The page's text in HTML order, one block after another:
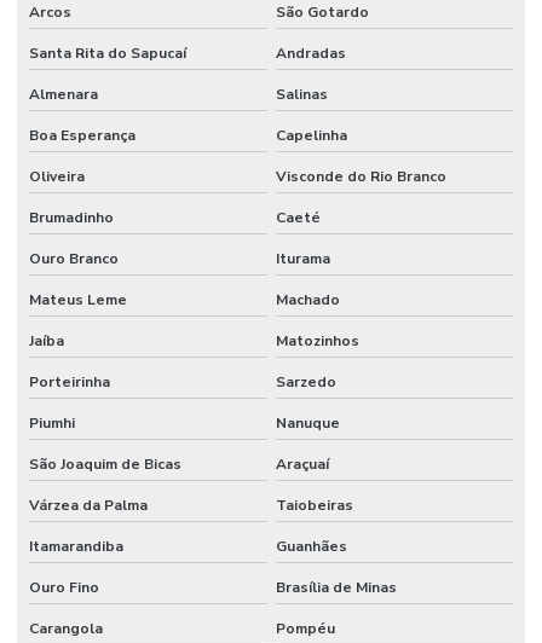
Arcos São Gotardo
Santa Rita do Sapucaí Andradas
Almenara Salinas
Boa Esperança Capelinha
Oliveira Visconde do Rio Branco
Brumadinho Caeté
Ouro Branco Iturama
Mateus Leme Machado
Jaíba Matozinhos
Porteirinha Sarzedo
Piumhi Nanuque
São Joaquim de Bicas Araçuaí
Várzea da Palma Taiobeiras
Itamarandiba Guanhães
Ouro Fino Brasília de Minas
Carangola Pompéu